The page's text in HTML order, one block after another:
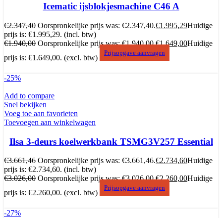
Icematic ijsblokjesmachine C46 A
€2.347,40 Oorspronkelijke prijs was: €2.347,40.€1.995,29Huidige
prijs is: €1.995,29. (incl. btw)
€1.940,00 Oorspronkelijke prijs was: €1.940,00.€1.649,00Huidige
prijs is: €1.649,00. (excl. btw)
Prijsopgave aanvragen
-25%
Add to compare
Snel bekijken
Voeg toe aan favorieten
Toevoegen aan winkelwagen
Ilsa 3-deurs koelwerkbank TSMG3V257 Essential
€3.661,46 Oorspronkelijke prijs was: €3.661,46.€2.734,60Huidige
prijs is: €2.734,60. (incl. btw)
€3.026,00 Oorspronkelijke prijs was: €3.026,00.€2.260,00Huidige
prijs is: €2.260,00. (excl. btw)
Prijsopgave aanvragen
-27%